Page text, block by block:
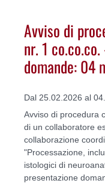
Avviso di
nr. 1
domande: 04
Dal 25.02.2026 al
Avviso di procedura
di un collaboratore
collaborazione
"Processazione,
istologici di
presentazione